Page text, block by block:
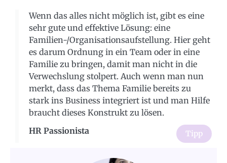
Wenn das alles nicht möglich ist, gibt es eine
sehr gute und effektive Lösung: eine
Familien-/Organisationsaufstellung. Hier geht
es darum Ordnung in ein Team oder in eine
Familie zu bringen, damit man nicht in die
Verwechslung stolpert. Auch wenn man nun
merkt, dass das Thema Familie bereits zu
stark ins Business integriert ist und man Hilfe
braucht dieses Konstrukt zu lösen.
HR Passionista
Tipp